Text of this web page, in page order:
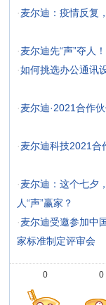
·麦尔迪：疫情反复
·麦尔迪先“声”夺人！
·如何挑选办公通讯
·麦尔迪·2021合作
·麦尔迪科技2021合
·麦尔迪：这个七夕
人“声”赢家？
·麦尔迪受邀参加中
家标准制定评审会
0 0